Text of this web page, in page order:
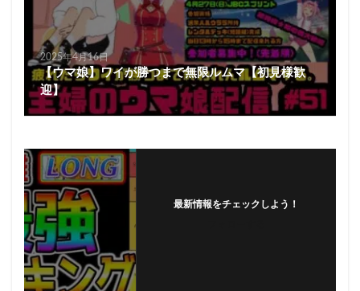
2025年4月16日
【ウマ娘】ワイが勝つまで無限ルムマ【初見様歓
迎】
最新情報をチェックしよう！